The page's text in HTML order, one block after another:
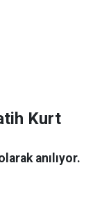
Kurt
anılıyor.